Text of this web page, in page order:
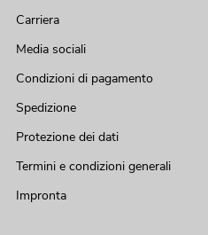
Carriera
Media sociali
Condizioni di pagamento
Spedizione
Protezione dei dati
Termini e condizioni generali
Impronta